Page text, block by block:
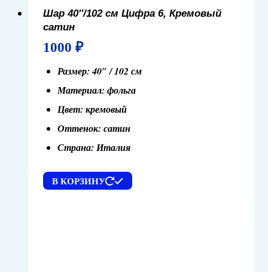
Шар 40″/102 см Цифра 6, Кремовый
сатин
1000 ₽
Размер: 40″ / 102 см
Материал: фольга
Цвет: кремовый
Оттенок: сатин
Страна: Италия
В КОРЗИНУ